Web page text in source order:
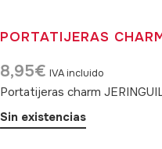
PORTATIJERAS
8,95€ IVA incluido
Portatijeras charm
Sin existencias